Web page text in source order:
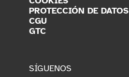
PROTECCIÓN DE DATOS
CGU
GTC
SÍGUENOS